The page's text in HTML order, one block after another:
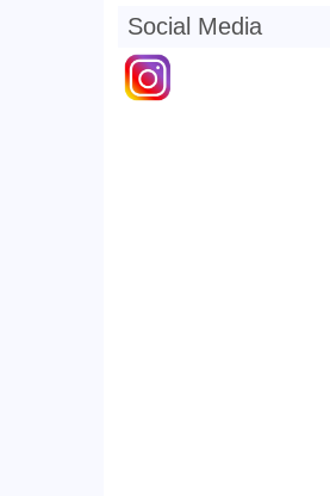
Social Media